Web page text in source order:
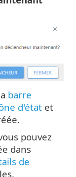
barre
d'état et
pouvez
dans
de